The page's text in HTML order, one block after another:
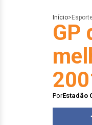
Início>
GP
PorEstadão